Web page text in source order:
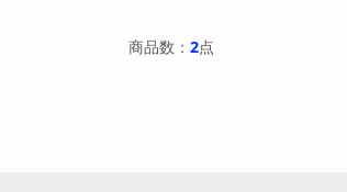
商品数： 2点